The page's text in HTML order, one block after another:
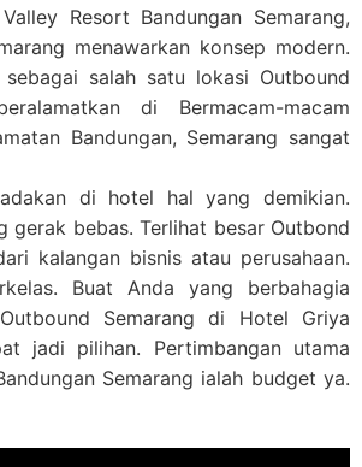
Resort Bandungan Semarang,
menawarkan konsep modern.
salah satu lokasi Outbound
di Bermacam-macam
Bandungan, Semarang sangat
di hotel hal yang demikian.
gerak bebas. Terlihat besar Outbond
kalangan bisnis atau perusahaan.
Buat Anda yang berbahagia
Semarang di Hotel Griya
jadi pilihan. Pertimbangan utama
Semarang ialah budget ya.